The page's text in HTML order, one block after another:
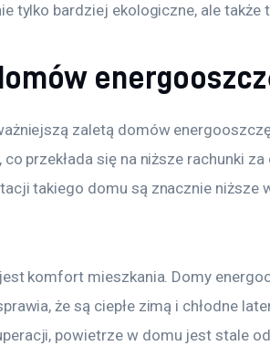
tylko bardziej ekologiczne, ale także
zaletą domów
co przekłada się na niższe rachunki
takiego domu są znacznie niższe
komfort mieszkania. Domy
że są ciepłe zimą i chłodne
powietrze w domu jest stale